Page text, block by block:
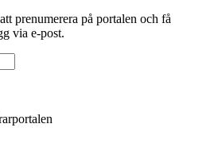
prenumerera på portalen och få
via e-post.